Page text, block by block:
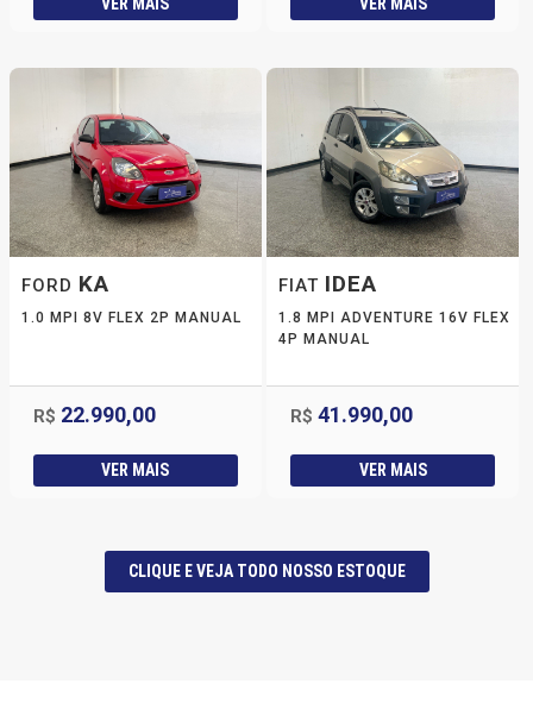
FORD KA
1.0 MPI 8V FLEX 2P MANUAL
R$ 22.990,00
VER MAIS
FIAT IDEA
1.8 MPI ADVENTURE 16V FLEX
4P MANUAL
R$41.990,00
VER MAIS
CLIQUE E VEJA TODO NOSSO ESTOQUE